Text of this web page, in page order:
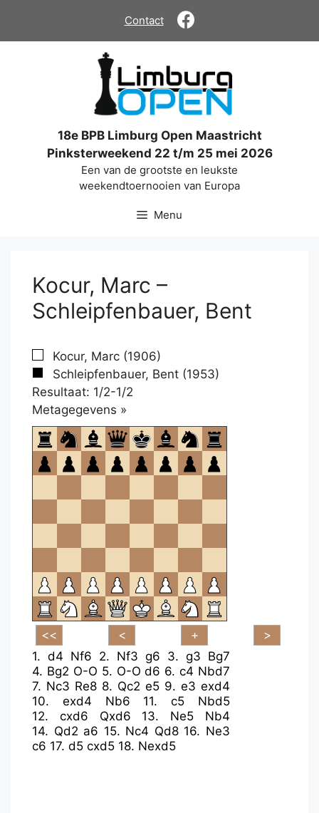
de
Contact
18e BPB Limburg Open Maastricht
Pinksterweekend 22 t/m 25 mei 2026
Een van de grootste en leukste
weekendtoernooien van Europa
Menu
Kocur, Marc –
Schleipfenbauer, Bent
Kocur, Marc (1906)
Schleipfenbauer, Bent (1953)
Resultaat: 1/2-1/2
Metagegevens »
om
te
openen.
1. d4 Nf6 2. Nf3 g6 3. g3 Bg7
4. Bg2 O-O 5. O-O d6 6.c4 Nbd7
7. Nc3 Re8 8. Qc2 e5 9. e3 exd4
10. exd4 Nb6 11.c5
Nbd5
12. cxd6 Qxd6 13. Ne5
Nb4
14. Qd2 a6 15. Nc4 Qd8 16. Ne3
c6 17. d5 cxd5 18. Nexd5